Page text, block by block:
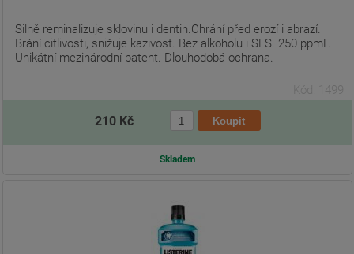
Silně reminalizuje sklovinu i dentin.Chrání před erozí i abrazí.
Brání citlivosti, snižuje kazivost. Bez alkoholu i SLS. 250 ppmF.
Unikátní mezinárodní patent. Dlouhodobá ochrana.
Kód: 1499
210 Kč
Skladem